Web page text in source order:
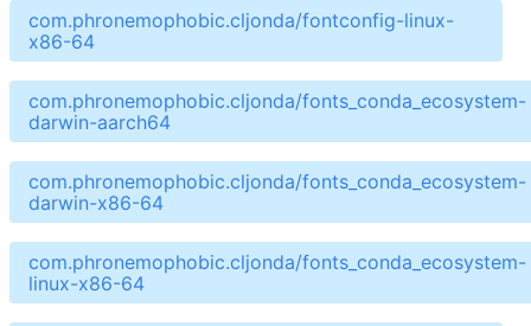
com.phronemophobic.cljonda/fontconfig-linux-
x86-64
com.phronemophobic.cljonda/fonts_conda_ecosystem-
darwin-aarch64
com.phronemophobic.cljonda/fonts_conda_ecosystem-
darwin-x86-64
com.phronemophobic.cljonda/fonts_conda_ecosystem-
linux-x86-64